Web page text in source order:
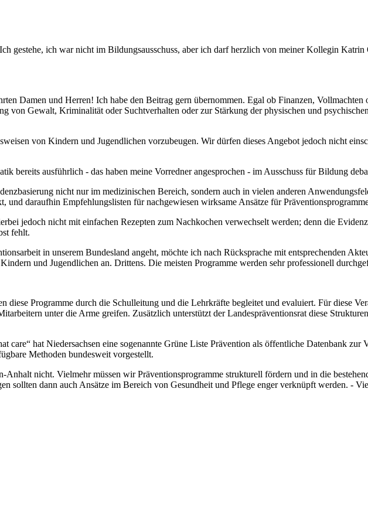
gestehe, ich war nicht im Bildungsausschuss, aber ich darf herzlich von meiner Kollegin
Damen und Herren! Ich habe den Beitrag gern übernommen. Egal ob Finanzen,
von Gewalt, Kriminalität oder Suchtverhalten oder zur Stärkung der physischen und
von Kindern und Jugendlichen vorzubeugen. Wir dürfen dieses Angebot jedoch nicht
bereits ausführlich - das haben meine Vorredner angesprochen - im Ausschuss für Bildung
nicht nur im medizinischen Bereich, sondern auch in vielen anderen
und daraufhin Empfehlungslisten für nachgewiesen wirksame Ansätze für
jedoch nicht mit einfachen Rezepten zum Nachkochen verwechselt werden; denn die
fehlt.
in unserem Bundesland angeht, möchte ich nach Rücksprache mit entsprechenden
und Jugendlichen an. Drittens. Die meisten Programme werden sehr professionell
diese Programme durch die Schulleitung und die Lehrkräfte begleitet und evaluiert. Für diese
unter die Arme greifen. Zusätzlich unterstützt der Landespräventionsrat diese
care“ hat Niedersachsen eine sogenannte Grüne Liste Prävention als öffentliche Datenbank
Methoden bundesweit vorgestellt.
nicht. Vielmehr müssen wir Präventionsprogramme strukturell fördern und in die
sollten dann auch Ansätze im Bereich von Gesundheit und Pflege enger verknüpft werden. -